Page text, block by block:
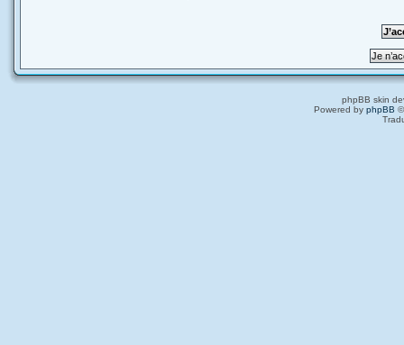
phpBB skin
Powered by phpBB